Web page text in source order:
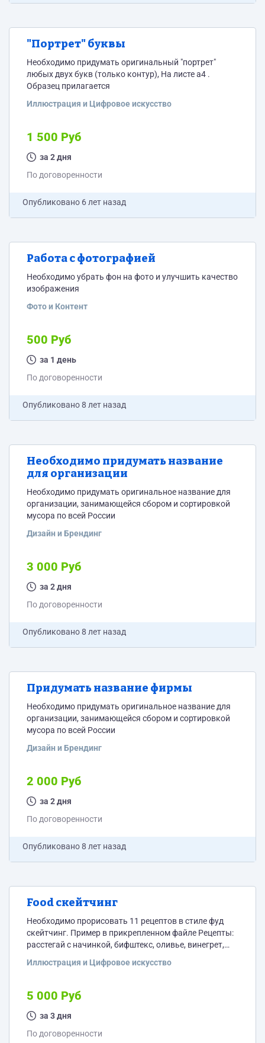
"Портрет" буквы
Необходимо придумать оригинальный "портрет"
любых двух букв (только контур), На листе а4 .
Образец прилагается
Иллюстрация и Цифровое искусство
1 500 Руб
за 2 дня
По договоренности
Опубликовано 6 лет назад
Работа с фотографией
Необходимо убрать фон на фото и улучшить качество
изображения
Фото и Контент
500 Руб
за 1 день
По договоренности
Опубликовано8 лет назад
Необходимо придумать название
для организации
Необходимо придумать оригинальное название для
организации, занимающейся сбором и сортировкой
мусора по всей России
Дизайн и Брендинг
3 000 Руб
за 2 дня
По договоренности
Опубликовано8 лет назад
Придумать название фирмы
Необходимо придумать оригинальное название для
организации, занимающейся сбором и сортировкой
мусора по всей России
Дизайн и Брендинг
2 000 Руб
за 2 дня
По договоренности
Опубликовано8 лет назад
Food скейтчинг
Необходимо прорисовать 11 рецептов в стиле фуд
скейтчинг. Пример в прикрепленном файле Рецепты:
расстегай с начинкой, бифштекс, оливье, винегрет,
мороженое.
Иллюстрация и Цифровое искусство
5 000 Руб
за 3 дня
По договоренности